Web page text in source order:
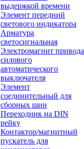
выдержкой времени
Элемент передний
светового индикатора
Арматура
светосигнальная
Электромагнит привода
силового
автоматического
выключателя
Элемент
соединительный для
сборных шин
Переходник на DIN
рейку
Контактор/магнитный
пускатель для